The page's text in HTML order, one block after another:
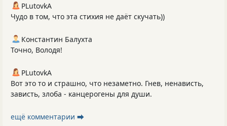
PLutоvkА
Чудо в том, что эта стихия не даёт скучать))
Константин Балухта
Точно, Володя!
PLutоvkА
Вот это то и страшно, что незаметно. Гнев, ненависть,
зависть, злоба - канцерогены для души.
ещё комментарии ⮕